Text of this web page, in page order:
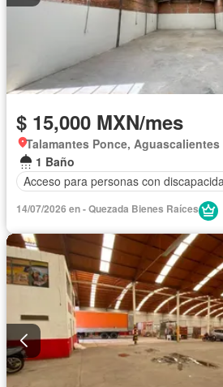
$ 15,000 MXN/mes
Talamantes Ponce, Aguascalientes
1 Baño
Acceso para personas con
14/07/2026 en - Quezada Bienes Raíces